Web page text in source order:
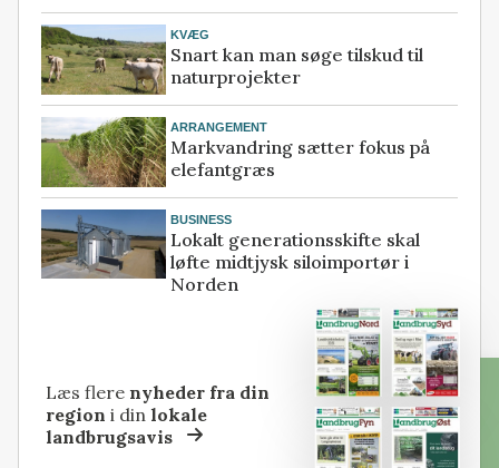
KVÆG
Snart kan man søge tilskud til
naturprojekter
ARRANGEMENT
Markvandring sætter fokus på
elefantgræs
BUSINESS
Lokalt generationsskifte skal
løfte midtjysk siloimportør i
Norden
Læs flere nyheder fra din
region i dinlokale
landbrugsavis